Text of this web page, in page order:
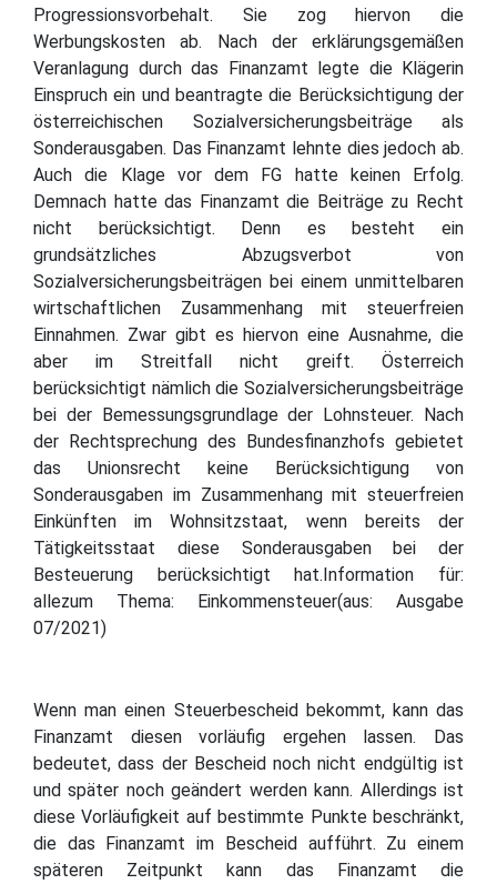
Progressionsvorbehalt. Sie zog hiervon die
Werbungskosten ab. Nach der erklärungsgemäßen
Veranlagung durch das Finanzamt legte die Klägerin
Einspruch ein und beantragte die Berücksichtigung der
österreichischen Sozialversicherungsbeiträge als
Sonderausgaben. Das Finanzamt lehnte dies jedoch ab.
Auch die Klage vor dem FG hatte keinen Erfolg.
Demnach hatte das Finanzamt die Beiträge zu Recht
nicht berücksichtigt. Denn es besteht ein
grundsätzliches Abzugsverbot von
Sozialversicherungsbeiträgen bei einem unmittelbaren
wirtschaftlichen Zusammenhang mit steuerfreien
Einnahmen. Zwar gibt es hiervon eine Ausnahme, die
aber im Streitfall nicht greift. Österreich
berücksichtigt nämlich die Sozialversicherungsbeiträge
bei der Bemessungsgrundlage der Lohnsteuer. Nach
der Rechtsprechung des Bundesfinanzhofs gebietet
das Unionsrecht keine Berücksichtigung von
Sonderausgaben im Zusammenhang mit steuerfreien
Einkünften im Wohnsitzstaat, wenn bereits der
Tätigkeitsstaat diese Sonderausgaben bei der
Besteuerung berücksichtigt hat.Information für:
allezum Thema: Einkommensteuer(aus: Ausgabe
07/2021)
Wenn man einen Steuerbescheid bekommt, kann das
Finanzamt diesen vorläufig ergehen lassen. Das
bedeutet, dass der Bescheid noch nicht endgültig ist
und später noch geändert werden kann. Allerdings ist
diese Vorläufigkeit auf bestimmte Punkte beschränkt,
die das Finanzamt im Bescheid aufführt. Zu einem
späteren Zeitpunkt kann das Finanzamt die